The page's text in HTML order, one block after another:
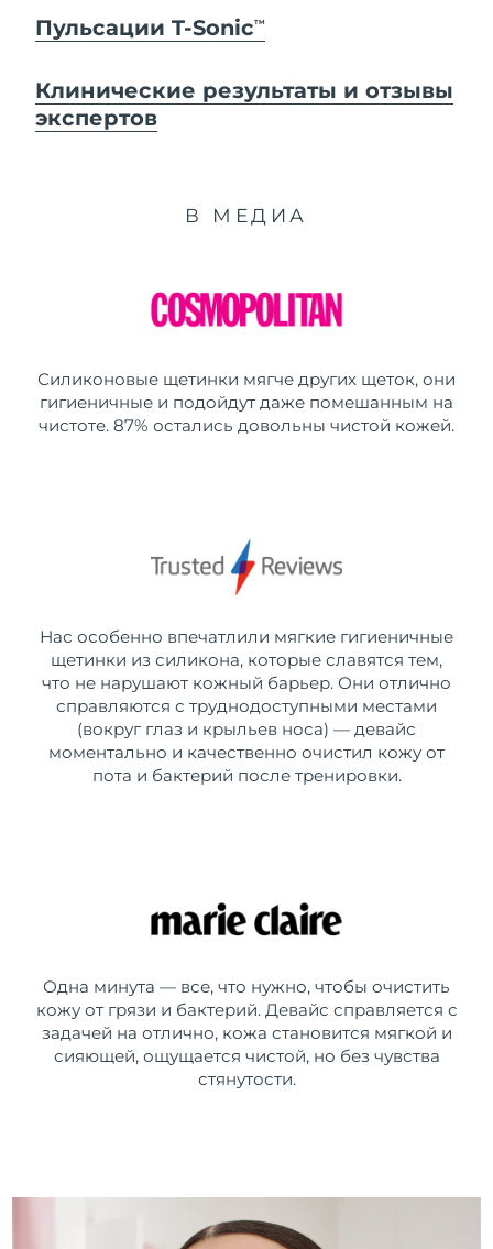
Пульсации T-SonicTM
Клинические результаты и отзывы
экспертов
В МЕДИА
Силиконовые щетинки мягче других щеток, они
гигиеничные и подойдут даже помешанным на
чистоте. 87% остались довольны чистой кожей.
Нас особенно впечатлили мягкие гигиеничные
щетинки из силикона, которые славятся тем,
что не нарушают кожный барьер. Они отлично
справляются с труднодоступными местами
(вокруг глаз и крыльев носа) — девайс
моментально и качественно очистил кожу от
пота и бактерий после тренировки.
Одна минута — все, что нужно, чтобы очистить
кожу от грязи и бактерий. Девайс справляется с
задачей на отлично, кожа становится мягкой и
сияющей, ощущается чистой, но без чувства
стянутости.